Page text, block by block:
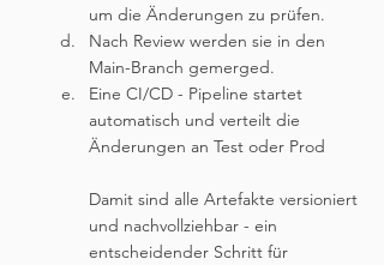
um die Änderungen zu prüfen.
Nach Review werden sie in den
Main-Branch gemerged.
Eine CI/CD - Pipeline startet
automatisch und verteilt die
Änderungen an Test oder Prod
Damit sind alle Artefakte versioniert
und nachvollziehbar - ein
entscheidender Schritt für